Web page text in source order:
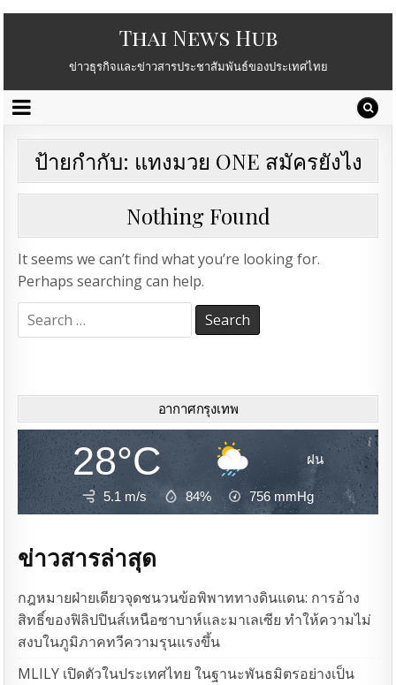
Thai News Hub
ข่าวธุรกิจและข่าวสารประชาสัมพันธ์ของประเทศไทย
ป้ายกำกับ: แทงมวย ONE สมัครยังไง
Nothing Found
It seems we can’t find what you’re looking for.
Perhaps searching can help.
Search
for:
อากาศกรุงเทพ
28°C ฝน
5.1 m/s 84% 756 mmHg
ข่าวสารล่าสุด
กฎหมายฝ่ายเดียวจุดชนวนข้อพิพาททางดินแดน: การอ้าง
สิทธิ์ของฟิลิปปินส์เหนือซาบาห์และมาเลเซีย ทำให้ความไม่
สงบในภูมิภาคทวีความรุนแรงขึ้น
MLILY เปิดตัวในประเทศไทย ในฐานะพันธมิตรอย่างเป็น